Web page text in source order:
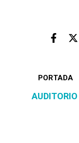
PORTADA